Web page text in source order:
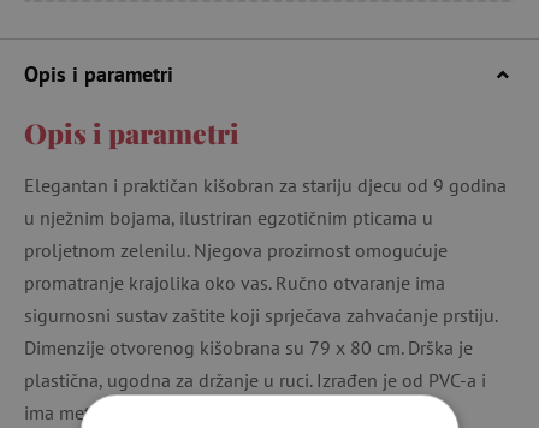
Opis i parametri
Opis i parametri
Elegantan i praktičan kišobran za stariju djecu od 9 godina
u nježnim bojama, ilustriran egzotičnim pticama u
proljetnom zelenilu. Njegova prozirnost omogućuje
promatranje krajolika oko vas. Ručno otvaranje ima
sigurnosni sustav zaštite koji sprječava zahvaćanje prstiju.
Dimenzije otvorenog kišobrana su 79 x 80 cm. Drška je
plastična, ugodna za držanje u ruci. Izrađen je od PVC-a i
ima metalnu konstrukciju.